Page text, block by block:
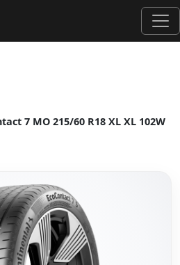
7 MO 215/60 R18 XL XL 102W